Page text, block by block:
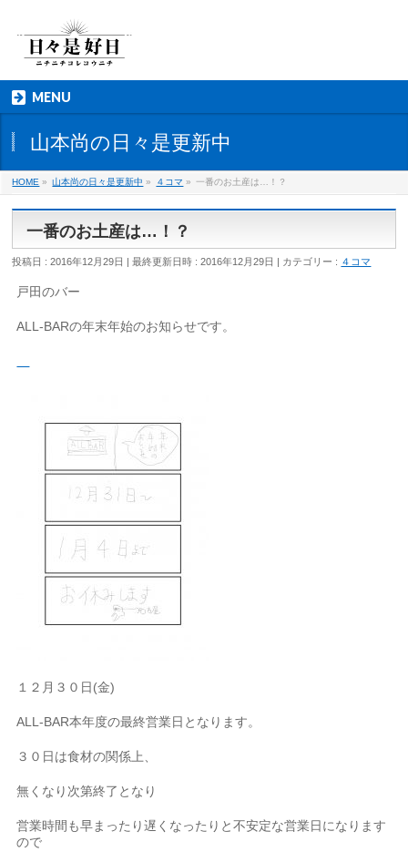
MENU
山本尚の日々是更新中
HOME » 山本尚の日々是更新中 » ４コマ » 一番のお土産は…！？
一番のお土産は…！？
投稿日 : 2016年12月29日 最終更新日時 : 2016年12月29日 カテゴリー : ４コマ
戸田のバー
ALL-BARの年末年始のお知らせです。
１２月３０日(金)
ALL-BAR本年度の最終営業日となります。
３０日は食材の関係上、
無くなり次第終了となり
営業時間も早まったり遅くなったりと不安定な営業日になります
ので